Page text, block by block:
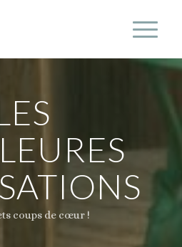
coups de cœur !